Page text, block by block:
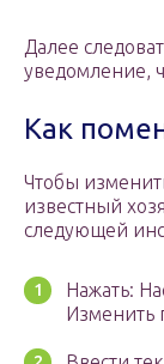
Далее
уведомление,
Как
Чтобы
известный
следующей
Нажать:
Изменить